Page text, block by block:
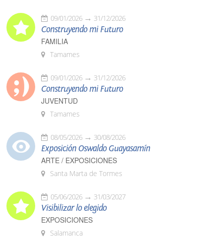
09/01/2026 31/12/2026
Construyendo mi Futuro
FAMILIA
Tamames
09/01/2026 31/12/2026
Construyendo mi Futuro
JUVENTUD
Tamames
08/05/2026 30/08/2026
Exposición Oswaldo Guayasamín
ARTE / EXPOSICIONES
Santa Marta de Tormes
05/06/2026 31/03/2027
Visibilizar lo elegido
EXPOSICIONES
Salamanca